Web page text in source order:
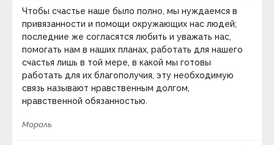
Артур Онкен Лавджой
Артур Стэнли Эддингтон
Артур Шарифов
Артур Шопенгауэр
Артуро Перес-Реверте
Арчибалд Маклиш
Астольф де Кюстин
Аугусту Кури
Бак Роджерс
Бартоломео Карло Растрелли
Бауржан Тойшибеков
Чтобы счастье наше было полно, мы нуждаемся в
привязанности и помощи окружающих нас людей;
последние же согласятся любить и уважать нас,
помогать нам в наших планах, работать для нашего
счастья лишь в той мере, в какой мы готовы
работать для их благополучия, эту необходимую
связь называют нравственным долгом,
нравственной обязанностью.
Мораль